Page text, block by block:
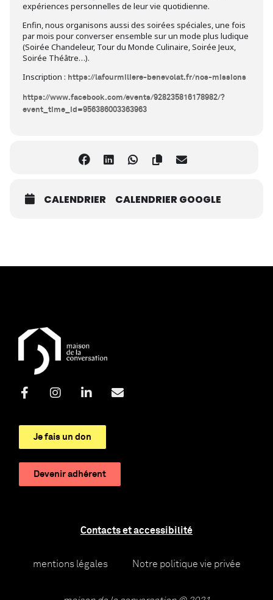
expériences personnelles de leur vie quotidienne.
Enfin, nous organisons aussi des soirées spéciales, une fois
par mois pour converser ensemble sur un mode plus ludique
(Soirée Chandeleur, Tour du Monde Culinaire, Soirée Jeux,
Soirée Théâtre…).
Inscription : https://lafourmiliere-benevolat.fr/nos-missions
https://www.facebook.com/events/928235816178982/?
event_time_id=956386003363963
CALENDRIER CALENDRIER GOOGLE
Je fais un don
Devenir adhérent
Contacts et accessibilité
mentions légales Notre politique vie privée